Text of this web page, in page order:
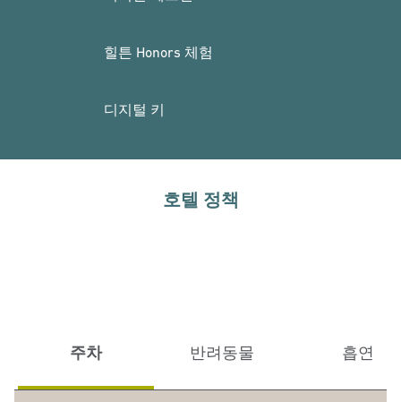
힐튼 Honors 체험
디지털 키
호텔 정책
주차 반려동물 흡연